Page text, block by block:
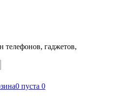
телефонов, гаджетов,
0 пуста 0